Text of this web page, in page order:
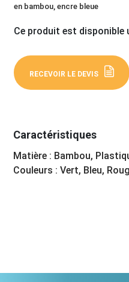
en bambou, encre bleue
Ce produit est disponible
RECEVOIR LE DEVIS
Caractéristiques
Matière : Bambou,
Couleurs : Vert, Bleu,